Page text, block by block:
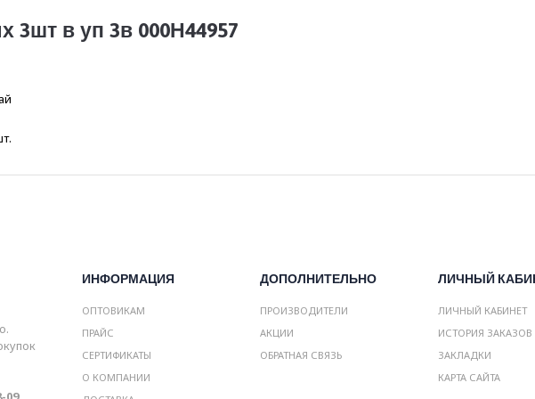
3шт в уп 3в 000Н44957
ИНФОРМАЦИЯ
ОПТОВИКАМ
ПРАЙС
СЕРТИФИКАТЫ
О КОМПАНИИ
ДОПОЛНИТЕЛЬНО
ПРОИЗВОДИТЕЛИ
АКЦИИ
ОБРАТНАЯ СВЯЗЬ
ЛИЧНЫЙ
ЛИЧНЫЙ КАБИНЕТ
ИСТОРИЯ ЗАКАЗОВ
ЗАКЛАДКИ
КАРТА САЙТА